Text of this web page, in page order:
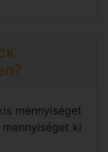
mennyiséget
ki